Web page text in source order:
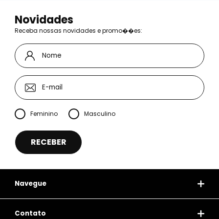
Novidades
Receba nossas novidades e promo��es:
Feminino Masculino
Navegue
Contato